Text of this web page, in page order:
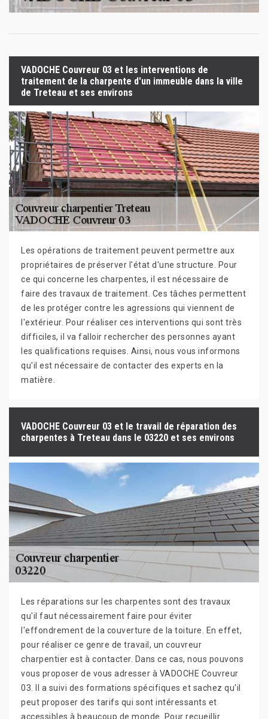
VADOCHE Couvreur 03 et les interventions de
traitement de la charpente d'un immeuble dans la ville
de Treteau et ses environs
Les opérations de traitement peuvent permettre aux
propriétaires de préserver l'état d'une structure. Pour
ce qui concerne les charpentes, il est nécessaire de
faire des travaux de traitement. Ces tâches permettent
de les protéger contre les agressions qui viennent de
l'extérieur. Pour réaliser ces interventions qui sont très
difficiles, il va falloir rechercher des personnes ayant
les qualifications requises. Ainsi, nous vous informons
qu'il est nécessaire de contacter des experts en la
matière.
VADOCHE Couvreur 03 et le travail de réparation des
charpentes à Treteau dans le 03220 et ses environs
Les réparations sur les charpentes sont des travaux
qu'il faut nécessairement faire pour éviter
l'effondrement de la couverture de la toiture. En effet,
pour réaliser ce genre de travail, un couvreur
charpentier est à contacter. Dans ce cas, nous pouvons
vous proposer de vous adresser à VADOCHE Couvreur
03. Il a suivi des formations spécifiques et sachez qu'il
peut proposer des tarifs qui sont intéressants et
accessibles à beaucoup de monde. Pour recueillir